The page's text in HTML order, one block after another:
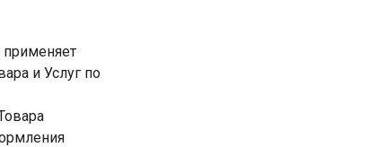
применяет
и Услуг по